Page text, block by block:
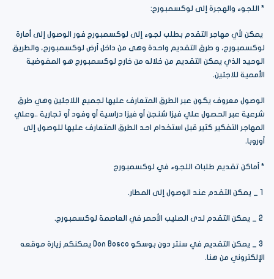
* اللجوء والهجرة إلى لوكسمبورج:
يمكن لأي مهاجر التقدم بطلب لجوء إلى لوكسمبورج فور الوصول إلى أمارة
لوكسمبورج، و طرق التقديم واحدة وهى من داخل أرض لوكسمبورج، والطريق
الوحيد الذي يمكن التقديم من خلاله من خارج لوكسمبورج هو المفوضية
الأممية للاجئين.
الوصول معروف يكون عبر الطرق المتعارف عليها لجميع اللاجئين وهي طرق
شرعية عبر الحصول علي فيزا شنجن أو فيزا دراسية أو وفود أو تجارية ..وعلي
المهاجر التفكير كثير قبل استخدام احد الطرق المتعارف عليها للوصول إلى
أوروبا.
* أماكن تقديم طلبات اللجوء في لوكسمبورج
3 _ يمكن التقديم في سنتر دون بوسكو Don Bosco يمكنكم زيارة موقعه
الإلكتروني من هنا.